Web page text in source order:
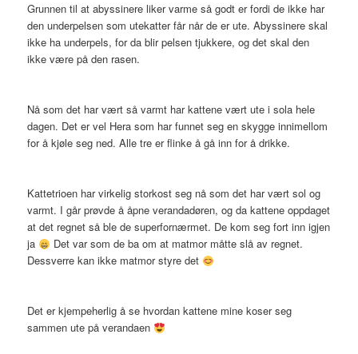
Grunnen til at abyssinere liker varme så godt er fordi de ikke har
den underpelsen som utekatter får når de er ute. Abyssinere skal
ikke ha underpels, for da blir pelsen tjukkere, og det skal den
ikke være på den rasen.
Nå som det har vært så varmt har kattene vært ute i sola hele
dagen. Det er vel Hera som har funnet seg en skygge innimellom
for å kjøle seg ned. Alle tre er flinke å gå inn for å drikke.
Kattetrioen har virkelig storkost seg nå som det har vært sol og
varmt. I går prøvde å åpne verandadøren, og da kattene oppdaget
at det regnet så ble de superfornærmet. De kom seg fort inn igjen
ja
Det var som de ba om at matmor måtte slå av regnet.
Dessverre kan ikke matmor styre det
Det er kjempeherlig å se hvordan kattene mine koser seg
sammen ute på verandaen